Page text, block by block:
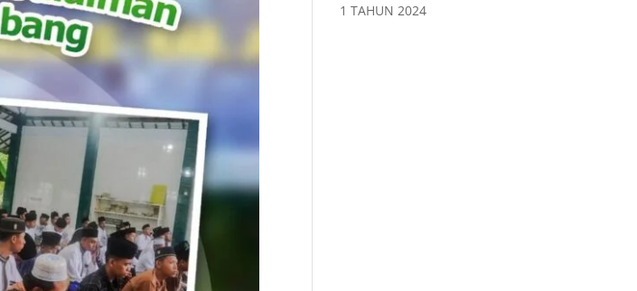
1 TAHUN 2024